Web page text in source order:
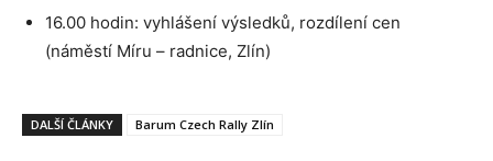
16.00 hodin: vyhlášení výsledků, rozdílení cen
(náměstí Míru – radnice, Zlín)
DALŠÍ ČLÁNKY Barum Czech Rally Zlín